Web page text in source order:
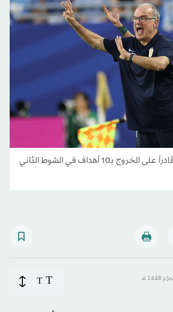
بيلسا قال إن فريقه كان قادراً على الخروج بـ10 أهداف في الشوط الثاني
T
T